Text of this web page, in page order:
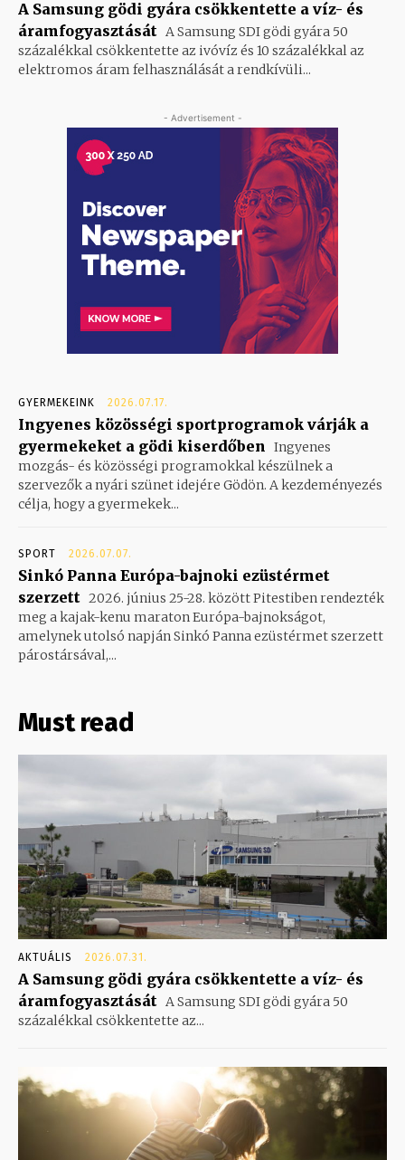
A Samsung gödi gyára csökkentette a víz- és
áramfogyasztását A Samsung SDI gödi gyára 50
százalékkal csökkentette az ivóvíz és 10 százalékkal az
elektromos áram felhasználását a rendkívüli...
- Advertisement -
GYERMEKEINK 2026.07.17.
Ingyenes közösségi sportprogramok várják a
gyermekeket a gödi kiserdőben
Ingyenes
mozgás- és közösségi programokkal készülnek a
szervezők a nyári szünet idejére Gödön. A kezdeményezés
célja, hogy a gyermekek...
SPORT 2026.07.07.
Sinkó Panna Európa-bajnoki ezüstérmet
szerzett 2026. június 25-28. között Pitestiben rendezték
meg a kajak-kenu maraton Európa-bajnokságot,
amelynek utolsó napján Sinkó Panna ezüstérmet szerzett
párostársával,...
Must read
AKTUÁLIS 2026.07.31.
A Samsung gödi gyára csökkentette a víz- és
áramfogyasztását A Samsung SDI gödi gyára 50
százalékkal csökkentette az...